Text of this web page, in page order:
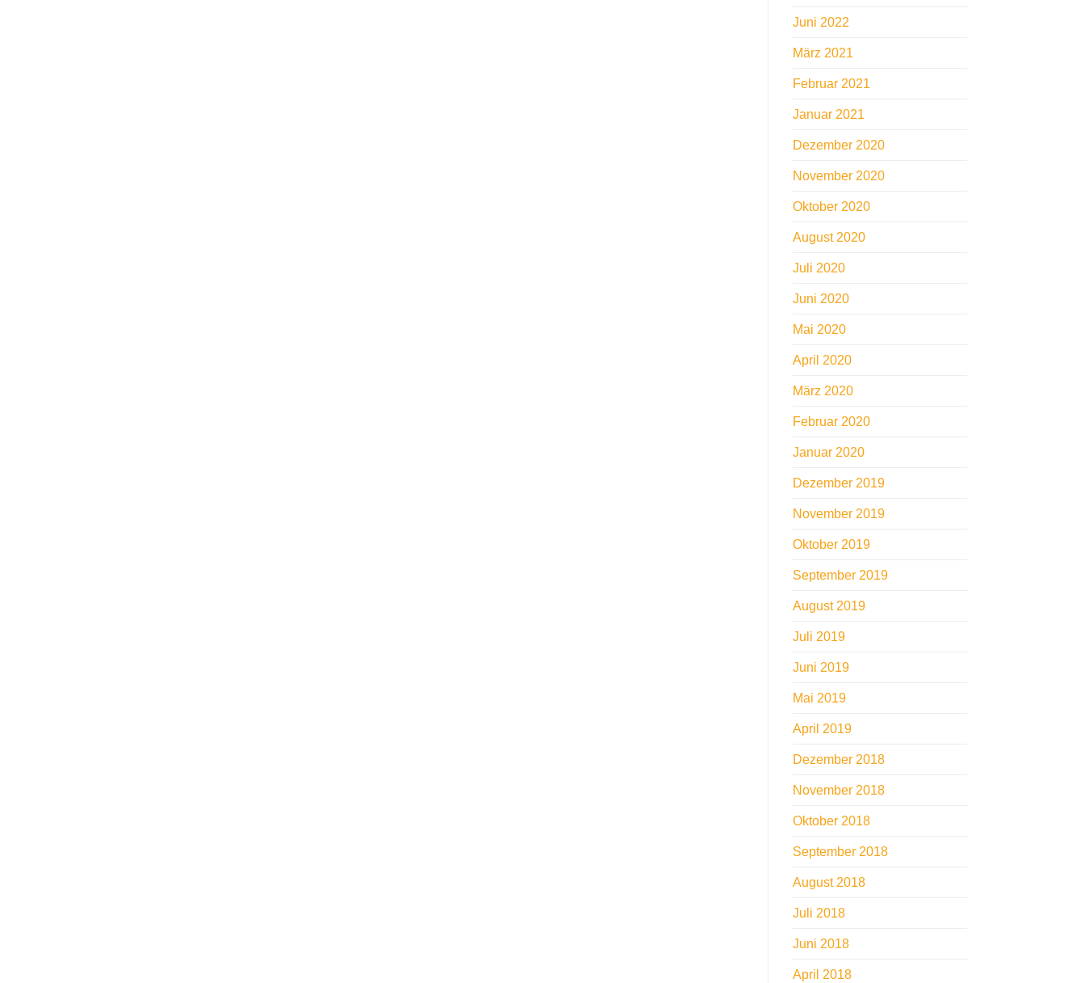
Juni 2022
März 2021
Februar 2021
Januar 2021
Dezember 2020
November 2020
Oktober 2020
August 2020
Juli 2020
Juni 2020
Mai 2020
April 2020
März 2020
Februar 2020
Januar 2020
Dezember 2019
November 2019
Oktober 2019
September 2019
August 2019
Juli 2019
Juni 2019
Mai 2019
April 2019
Dezember 2018
November 2018
Oktober 2018
September 2018
August 2018
Juli 2018
Juni 2018
April 2018